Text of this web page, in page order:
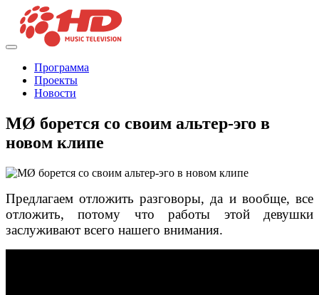
Программа
Проекты
Новости
MØ борется со своим альтер-эго в
новом клипе
Предлагаем отложить разговоры, да и вообще, все
отложить, потому что работы этой девушки
заслуживают всего нашего внимания.